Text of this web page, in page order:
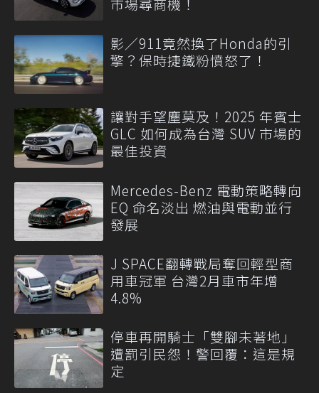
影／911竟然換了Honda的引
擎？保時捷鐵粉憤怒了！
讓對手望塵莫及！2025 年賓士
GLC 如何成為台灣 SUV 市場的
最佳投資
Mercedes-Benz 電動策略轉向
EQ 命名淡出 燃油與電動並行
發展
J SPACE翻轉戰局奪回輕型商
用車冠軍 台灣2月車市年增
4.8%
停車再開騎士「雙腳未著地」
遭罰引民怨！警回覆：這是規
定